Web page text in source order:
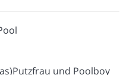
und Poolboy